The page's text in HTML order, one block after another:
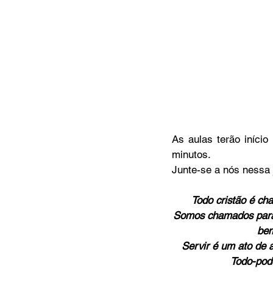
As aulas terão
minutos.
Junte-se a nós
Todo cristão é
Somos chamados
Servir é um ato de
Todo-